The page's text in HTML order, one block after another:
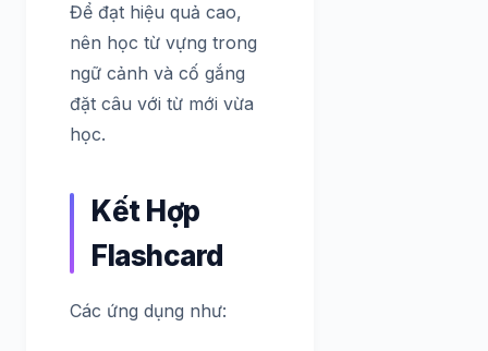
Để đạt hiệu quả cao,
nên học từ vựng trong
ngữ cảnh và cố gắng
đặt câu với từ mới vừa
học.
Kết Hợp
Flashcard
Các ứng dụng như: